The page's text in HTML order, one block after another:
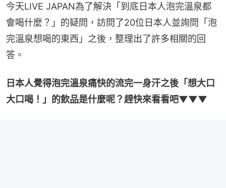
今天LIVE JAPAN為了解決「到底日本人泡完溫泉都
會喝什麼？」的疑問，訪問了20位日本人並詢問「泡
完溫泉想喝的東西」之後，整理出了許多相關的回
答。
日本人覺得泡完溫泉痛快的流完一身汗之後「想大口
大口喝！」的飲品是什麼呢？趕快來看看吧▼▼▼